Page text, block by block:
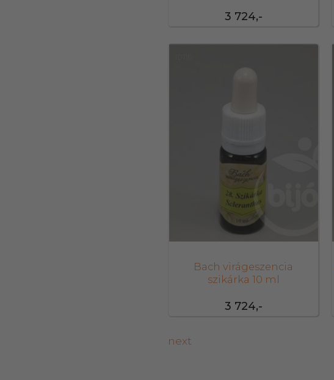
3 724,-
3 724,-
Bach virágeszencia
szikárka 10 ml
next